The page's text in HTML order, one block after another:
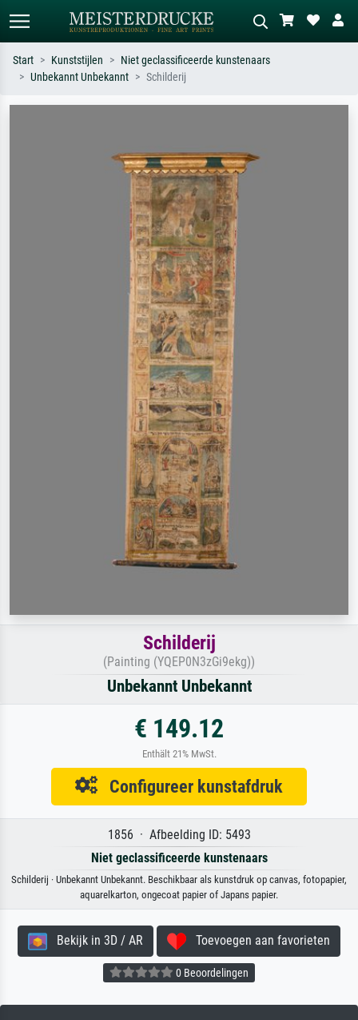
een boom.
Start Kunststijlen
Niet geclassificeerde kunstenaars
Unbekannt Unbekannt
Schilderij
Schilderij
(Painting (YQEP0N3zGi9ekg))
Unbekannt Unbekannt
€ 149.12
Enthält 21% MwSt.
Configureer kunstafdruk
1856 · Afbeelding ID: 5493
Niet geclassificeerde kunstenaars
Schilderij · Unbekannt Unbekannt. Beschikbaar als kunstdruk op canvas, fotopapier,
aquarelkarton, ongecoat papier of Japans papier.
Bekijk in 3D / AR Toevoegen aan favorieten
0 Beoordelingen